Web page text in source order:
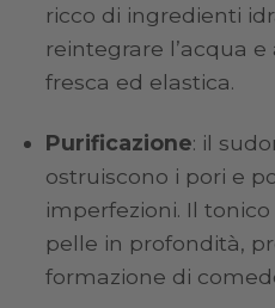
ricco di ingredienti
reintegrare l’acqua
fresca ed elastica.
Purificazione: il
ostruiscono i pori e
imperfezioni. Il
pelle in profondità,
formazione di